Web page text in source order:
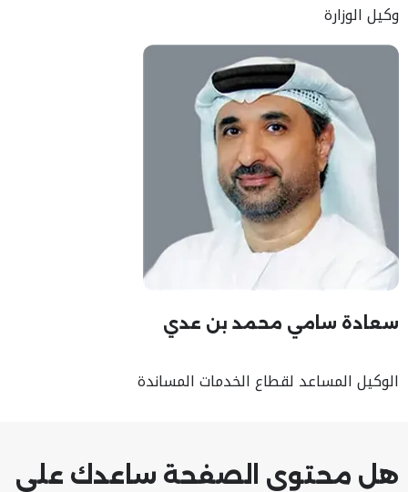
وكيل الوزارة
سعادة سامي محمد بن عدي
الوكيل المساعد لقطاع الخدمات المساندة
هل محتوى الصفحة ساعدك على